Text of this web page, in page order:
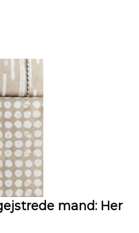
mand: Her